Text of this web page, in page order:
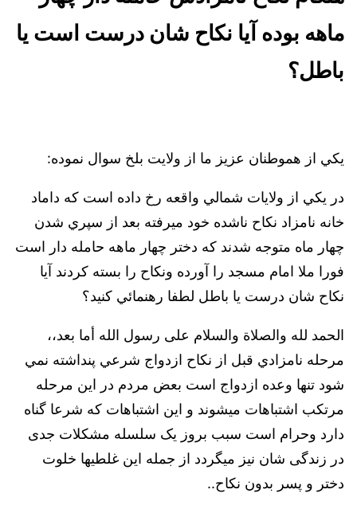
ماهه بوده آيا نكاح شان درست است يا
باطل؟
يكي از هموطنان عزيز ما از ولايت بلخ سوال نموده:
در يكي از ولايات شمالي واقعه رخ داده است كه داماد
خانه نامزاد نكاح ناشده خود ميرفته بعد از سپري شدن
چهار ماه متوجه شدند كه دختر چهار ماهه حامله دار است
فورا ملا امام مسجد را آورده ونكاح را بسته كردند آيا
نكاح شان درست يا باطل لطفا رهنمائي كنيد؟
الحمد لله والصلاة والسلام على رسول الله أما بعد،،
مرحله نامزادي قبل از نكاح ازدواج شرعي پنداشته نمي
شود تنها وعده ازدواج است بعض مردم در اين مرحله
مرتکب اشتباهات میشوند و این اشتباهات كه شرعا گناه
دارد وحرام است سبب بروز یک سلسله مشکلات جدی
در زندگی شان نيز میگردد از جمله اين غلطيها خلوت
دختر و پسر بدون نکاح..